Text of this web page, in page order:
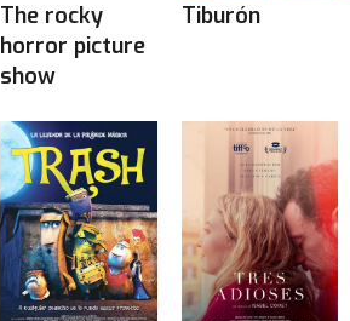
The rocky
horror picture
show
Tiburón